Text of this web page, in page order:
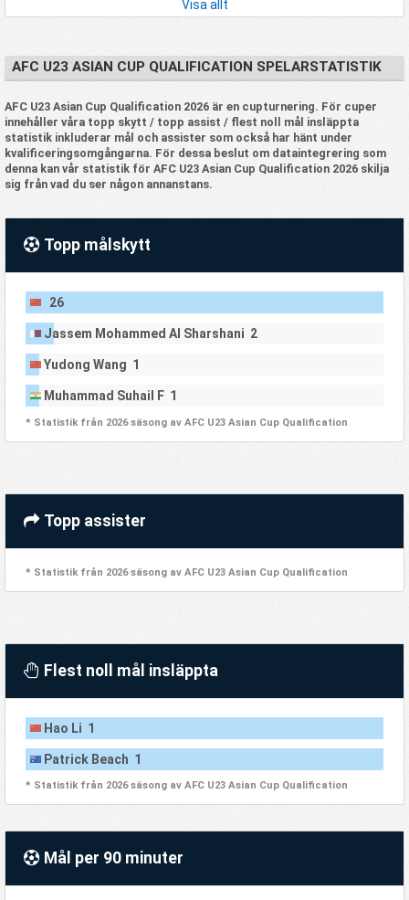
Visa allt
AFC U23 ASIAN CUP QUALIFICATION SPELARSTATISTIK
AFC U23 Asian Cup Qualification 2026 är en cupturnering. För cuper
innehåller våra topp skytt / topp assist / flest noll mål insläppta
statistik inkluderar mål och assister som också har hänt under
kvalificeringsomgångarna. För dessa beslut om dataintegrering som
denna kan vår statistik för AFC U23 Asian Cup Qualification 2026 skilja
sig från vad du ser någon annanstans.
Topp målskytt
26
Jassem Mohammed Al Sharshani 2
Yudong Wang 1
Muhammad Suhail F 1
* Statistik från 2026 säsong av AFC U23 Asian Cup Qualification
Topp assister
* Statistik från 2026 säsong av AFC U23 Asian Cup Qualification
Flest noll mål insläppta
Hao Li 1
Patrick Beach 1
* Statistik från 2026 säsong av AFC U23 Asian Cup Qualification
Mål per 90 minuter